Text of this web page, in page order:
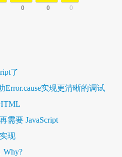
0 0 0
了
Error.cause实现更清晰的调试
需要 JavaScript
现
Why?